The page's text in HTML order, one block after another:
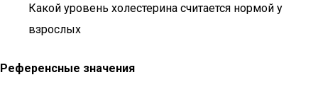
Какой уровень холестерина считается нормой у
взрослых
Референсные значения